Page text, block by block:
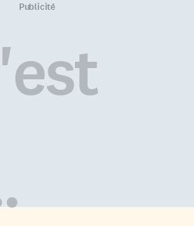
Publicité